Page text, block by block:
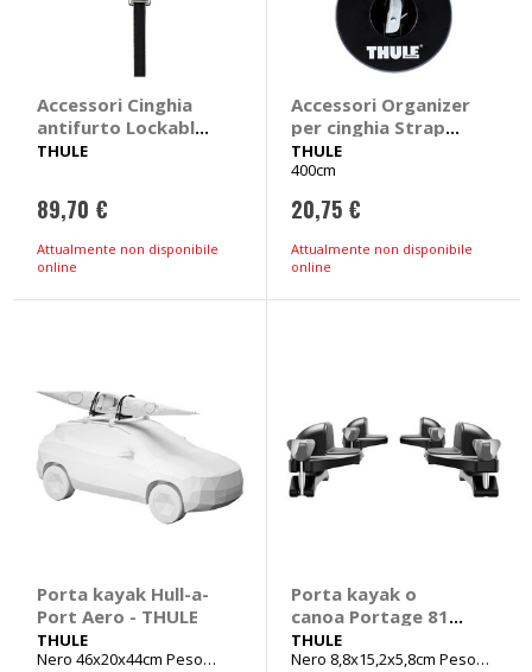
Accessori Cinghia
antifurto Lockable
Strap - THULE
THULE
89,70 €
Attualmente non disponibile
online
Accessori Organizer
per cinghia Strap
Organiser - THULE
THULE
400cm
20,75 €
Attualmente non disponibile
online
Porta kayak Hull-a-
Port Aero - THULE
THULE
Nero 46x20x44cm Peso
Porta kayak o
canoa Portage 819 -
THULE
THULE
Nero 8,8x15,2x5,8cm Peso